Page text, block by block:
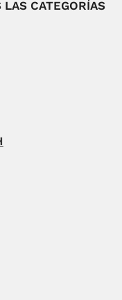
LAS CATEGORÍAS